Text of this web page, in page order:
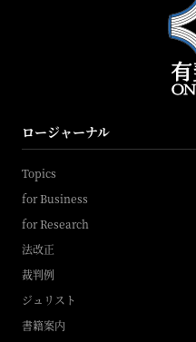
ロージャーナル
Topics
for Business
for Research
法改正
裁判例
ジュリスト
書籍案内